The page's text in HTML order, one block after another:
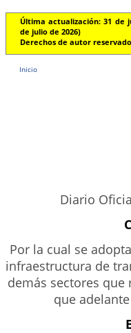
Última actualización: 31 de
de julio de 2026)
Derechos de autor
Inicio
Diario
Por la cual se
infraestructura de
demás sectores
que